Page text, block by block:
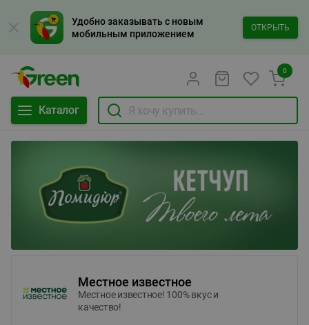
Удобно заказывать с новым
мобильным приложением
ОТКРЫТЬ
Каталог
0
Местное известное
Местное известное! 100% вкус и
качество!